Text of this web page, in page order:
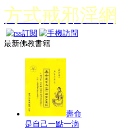
方式戒邪淫網
最新佛教書籍
壽命
是自己一點一滴